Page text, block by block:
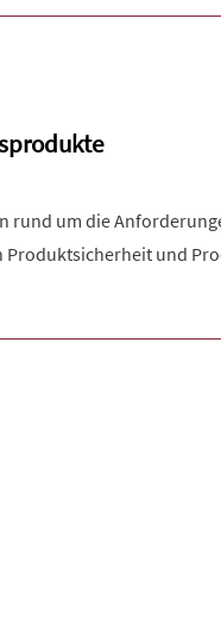
rund um die
Produktsicherheit und